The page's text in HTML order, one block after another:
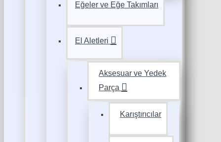
Eğeler ve Eğe Takımları
El Aletleri
Aksesuar ve Yedek
Parça
Karıştırıcılar